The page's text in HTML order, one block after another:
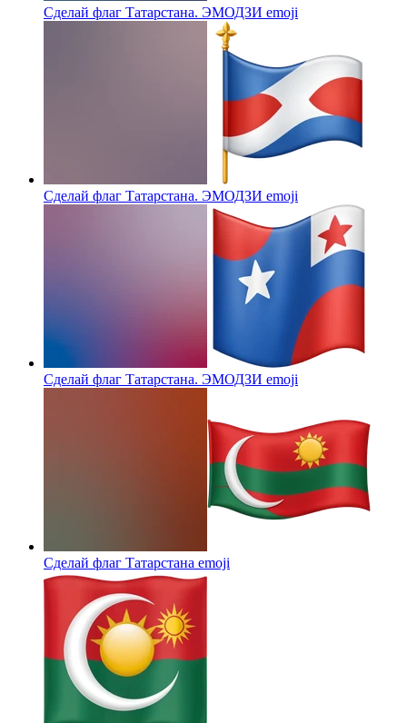
Сделай флаг Татарстана. ЭМОДЗИ emoji
Сделай флаг Татарстана. ЭМОДЗИ emoji
Сделай флаг Татарстана. ЭМОДЗИ emoji
Сделай флаг Татарстана emoji